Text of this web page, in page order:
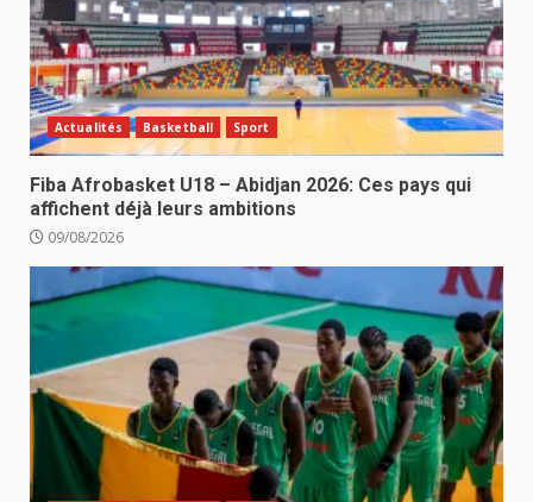
Actualités Basketball Sport
Fiba Afrobasket U18 – Abidjan 2026: Ces pays qui
affichent déjà leurs ambitions
09/08/2026